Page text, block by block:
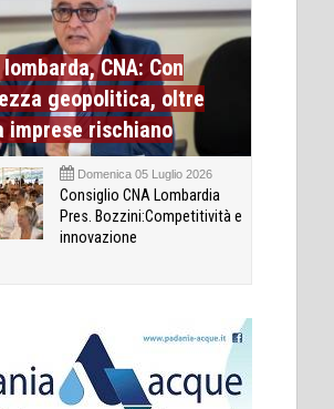
CNA: Con
geopolitica, oltre
imprese rischiano
Domenica 05 Luglio 2026
Consiglio CNA Lombardia
Pres. Bozzini:Competitività e
innovazione